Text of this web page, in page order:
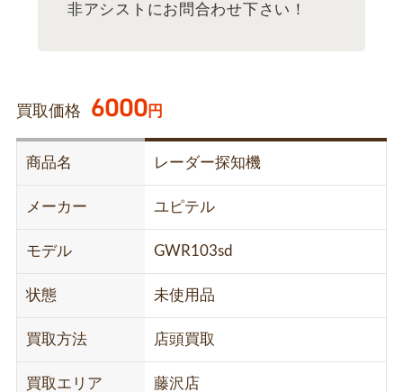
非アシストにお問合わせ下さい！
買取価格 6000円
商品名 レーダー探知機
メーカー ユピテル
モデル GWR103sd
状態 未使用品
買取方法 店頭買取
買取エリア 藤沢店